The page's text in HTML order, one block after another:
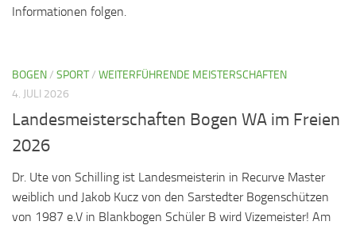
Informationen folgen.
BOGEN/ SPORT/ WEITERFÜHRENDE MEISTERSCHAFTEN
4. JULI 2026
Landesmeisterschaften Bogen WA im Freien
2026
Dr. Ute von Schilling ist Landesmeisterin in Recurve Master
weiblich und Jakob Kucz von den Sarstedter Bogenschützen
von 1987 e.V in Blankbogen Schüler B wird Vizemeister! Am